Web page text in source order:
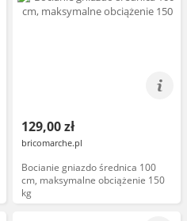
129,00 zł
bricomarche.pl
Bocianie gniazdo średnica 100
cm, maksymalne obciążenie 150
kg